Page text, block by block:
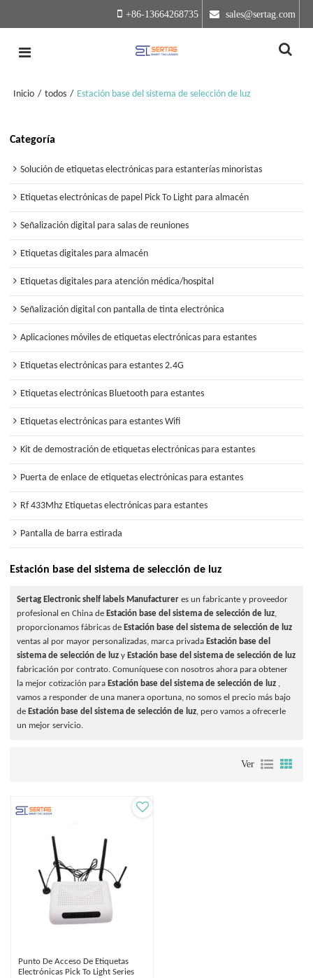
+86-13664268735 sales@sertag.com
Inicio / todos / Estación base del sistema de selección de luz
Categoría
Solución de etiquetas electrónicas para estanterías minoristas
Etiquetas electrónicas de papel Pick To Light para almacén
Señalización digital para salas de reuniones
Etiquetas digitales para almacén
Etiquetas digitales para atención médica/hospital
Señalización digital con pantalla de tinta electrónica
Aplicaciones móviles de etiquetas electrónicas para estantes
Etiquetas electrónicas para estantes 2.4G
Etiquetas electrónicas Bluetooth para estantes
Etiquetas electrónicas para estantes Wifi
Kit de demostración de etiquetas electrónicas para estantes
Puerta de enlace de etiquetas electrónicas para estantes
Rf 433Mhz Etiquetas electrónicas para estantes
Pantalla de barra estirada
Estación base del sistema de selección de luz
Sertag Electronic shelf labels Manufacturer es un fabricante y proveedor
profesional en China de Estación base del sistema de selección de luz,
proporcionamos fábricas de Estación base del sistema de selección de luz
ventas al por mayor personalizadas, marca privada Estación base del
sistema de selección de luz y Estación base del sistema de selección de luz
fabricación por contrato. Comuníquese con nosotros ahora para obtener
la mejor cotización para Estación base del sistema de selección de luz ,
vamos a responder de una manera oportuna, no somos el precio más bajo
de Estación base del sistema de selección de luz, pero vamos a ofrecerle
un mejor servicio.
Ver
Punto De Acceso De Etiquetas
Electrónicas Pick To Light Series